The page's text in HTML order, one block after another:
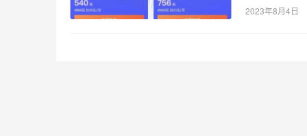
2023年8月4日